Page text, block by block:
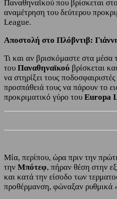
Παναθηναϊκού που βρίσκεται
αναμέτρηση του δεύτερου
League.
Αποστολή στο Πλόβντιβ:
Τι και αν βρισκόμαστε στα
του Παναθηναϊκού βρίσκεται
να στηρίξει τους
προσπάθειά τους να πάρουν το
προκριματικό γύρο του Europa
Μία, περίπου, ώρα πριν την
την Μπότεφ, πήραν θέση στην
και κατά την είσοδο των
προθέρμανση, φώναξαν ρυθμικά